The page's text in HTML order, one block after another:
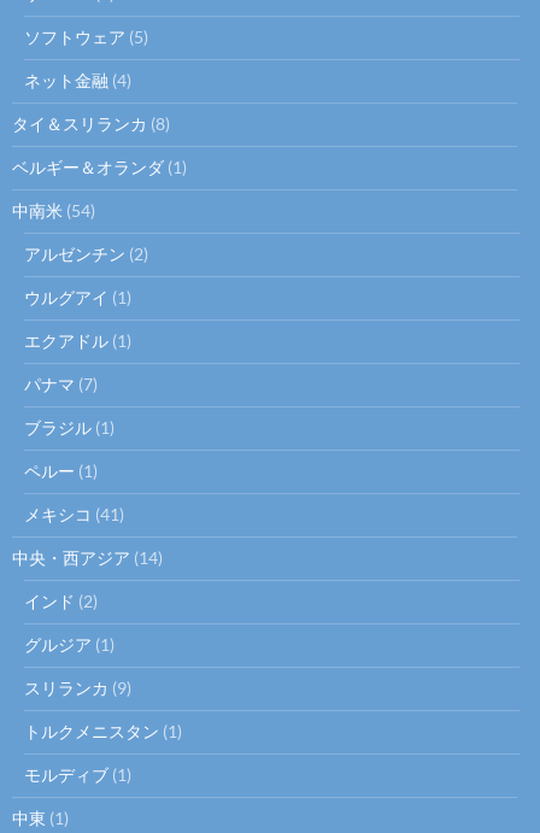
ソフトウェア (5)
ネット金融 (4)
タイ＆スリランカ (8)
ベルギー＆オランダ (1)
中南米 (54)
アルゼンチン (2)
ウルグアイ (1)
エクアドル (1)
パナマ (7)
ブラジル (1)
ペルー (1)
メキシコ (41)
中央・西アジア (14)
インド (2)
グルジア (1)
スリランカ (9)
トルクメニスタン (1)
モルディブ (1)
中東 (1)